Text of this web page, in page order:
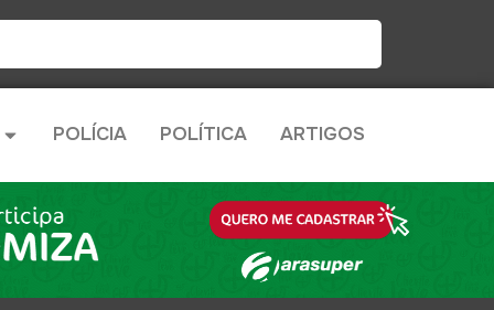
POLÍCIA POLÍTICA ARTIGOS